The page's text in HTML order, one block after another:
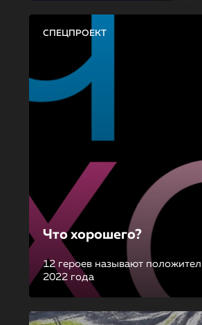
СПЕЦПРОЕКТ
Что хорошего?
12 героев называют
2022 года